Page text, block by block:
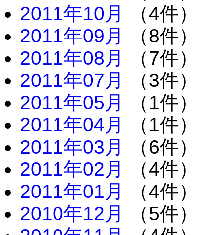
2011年10月
（4件）
2011年09月
（8件）
2011年08月
（7件）
2011年07月
（3件）
2011年05月
（1件）
2011年04月
（1件）
2011年03月
（6件）
2011年02月
（4件）
2011年01月
（4件）
2010年12月
（5件）